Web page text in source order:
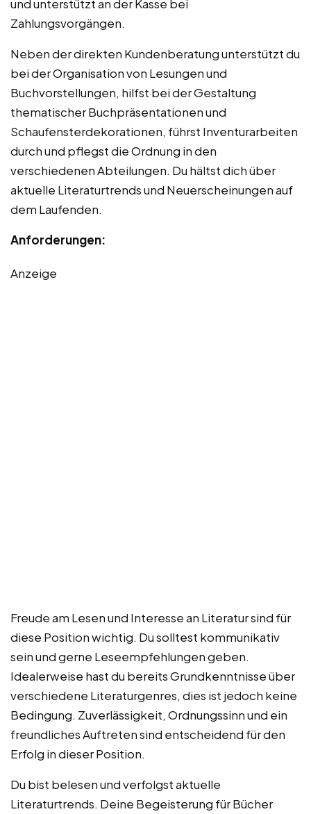
und unterstützt an der Kasse bei
Zahlungsvorgängen.
Neben der direkten Kundenberatung unterstützt du
bei der Organisation von Lesungen und
Buchvorstellungen, hilfst bei der Gestaltung
thematischer Buchpräsentationen und
Schaufensterdekorationen, führst Inventurarbeiten
durch und pflegst die Ordnung in den
verschiedenen Abteilungen. Du hältst dich über
aktuelle Literaturtrends und Neuerscheinungen auf
dem Laufenden.
Anforderungen:
Anzeige
Freude am Lesen und Interesse an Literatur sind für
diese Position wichtig. Du solltest kommunikativ
sein und gerne Leseempfehlungen geben.
Idealerweise hast du bereits Grundkenntnisse über
verschiedene Literaturgenres, dies ist jedoch keine
Bedingung. Zuverlässigkeit, Ordnungssinn und ein
freundliches Auftreten sind entscheidend für den
Erfolg in dieser Position.
Du bist belesen und verfolgst aktuelle
Literaturtrends. Deine Begeisterung für Bücher